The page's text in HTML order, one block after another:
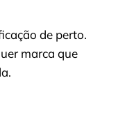
de perto.
marca que